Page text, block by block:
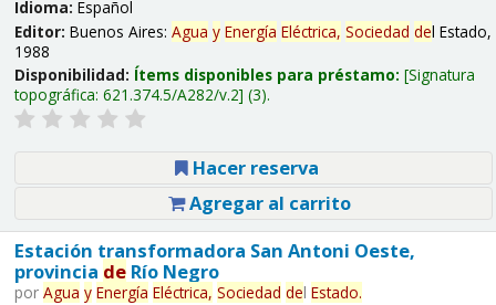
Idioma: Español
Editor: Buenos Aires: Agua y Energía Eléctrica, Sociedad del Estado,
1988
Disponibilidad: Ítems disponibles para préstamo: Signatura
topográfica: 621.374.5/A282/v.2 (3).
Hacer reserva
Agregar al carrito
Estación transformadora San Antoni Oeste,
provincia deRío Negro
por Agua y Energía Eléctrica, Sociedad del Estado.